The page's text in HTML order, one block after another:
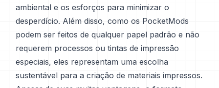
ambiental e os esforços para minimizar o
desperdício. Além disso, como os PocketMods
podem ser feitos de qualquer papel padrão e não
requerem processos ou tintas de impressão
especiais, eles representam uma escolha
sustentável para a criação de materiais impressos.